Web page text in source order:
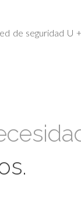
de seguridad U